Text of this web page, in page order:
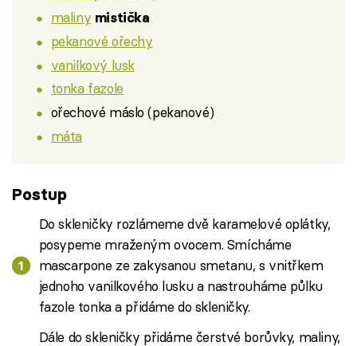
maliny mistička
pekanové ořechy
vanilkový lusk
tonka fazole
ořechové máslo (pekanové)
máta
Postup
Do skleničky rozlámeme dvě karamelové oplátky,
posypeme mraženým ovocem. Smícháme
mascarpone ze zakysanou smetanu, s vnitřkem
jednoho vanilkového lusku a nastrouháme půlku
fazole tonka a přidáme do skleničky.
Dále do skleničky přidáme čerstvé borůvky, maliny,